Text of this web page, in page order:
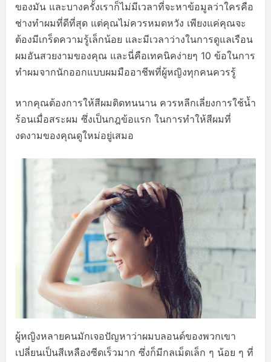
ของมัน และบางครั้งเราก็ไม่มีเวลาที่จะหาข้อมูลว่าใครคือ
ช่างทำผมที่ดีที่สุด แต่คุณไม่ควรหมดหวัง เพียงแค่คุณจะ
ต้องมีเกร็ดความรู้เล็กน้อย และมีเวลาว่างในการดูแลเรือน
ผมอันสวยงามของคุณ และนี่คือเทคนิคง่ายๆ 10 ข้อในการ
ทำผมจากนักออกแบบผมมืออาชีพที่ผู้หญิงทุกคนควรรู้
หากคุณต้องการให้สีผมติดทนนาน ควรหลีกเลี่ยงการใช้น้ำ
ร้อนเมื่อสระผม ซึ่งเป็นกฎข้อแรก ในการทำให้สีผมที่
งดงามของคุณดูใหม่อยู่เสมอ
ผู้หญิงหลายคนมักเจอปัญหาว่าผมบลอนด์ของพวกเขา
เปลี่ยนเป็นสีเหลืองซีดเร็วมาก ซึ่งก็มีกลเม็ดเล็ก ๆ น้อย ๆ ที่